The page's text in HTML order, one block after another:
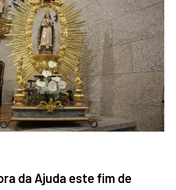
da Ajuda este fim de